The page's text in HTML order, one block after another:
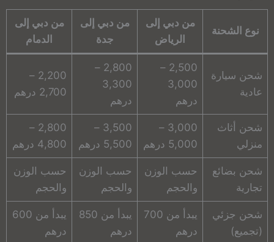
نوع الشحنة
من دبي إلى
الرياض
من دبي إلى
جدة
من دبي إلى
الدمام
شحن سيارة
عادية
2,500 –
3,000
درهم
2,800 –
3,300
درهم
2,200 –
2,700 درهم
شحن أثاث
منزلي
3,000 –
5,000 درهم
3,500 –
5,500 درهم
2,800 –
4,800 درهم
شحن بضائع
تجارية
حسب الوزن
والحجم
حسب الوزن
والحجم
حسب الوزن
والحجم
شحن جزئي
(تجميع)
يبدأ من 700
درهم
يبدأ من 850
درهم
يبدأ من 600
درهم